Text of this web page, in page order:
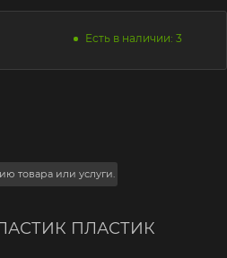
Есть в наличии: 3
товара или услуги.
ПЛАСТИК